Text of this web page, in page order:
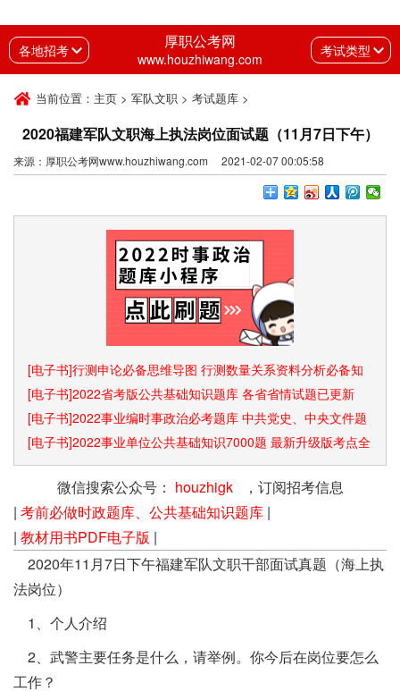
各地招考 厚职公考网
www.houzhiwang.com 考试类型
当前位置： 主页 > 军队文职 > 考试题库 >
2020福建军队文职海上执法岗位面试题（11月7日下午）
来源：厚职公考网www.houzhiwang.com 2021-02-07 00:05:58
[电子书]行测申论必备思维导图 行测数量关系资料分析必备知
识点和速算技巧
[电子书]2022省考版公共基础知识题库 各省省情试题已更新
[电子书]2022事业编时事政治必考题库 中共党史、中央文件题
库已更新
[电子书]2022事业单位公共基础知识7000题 最新升级版考点全
覆盖
微信搜索公众号： houzhigk，订阅招考信息
| 考前必做时政题库、公共基础知识题库 |
| 教材用书PDF电子版 |
2020年11月7日下午福建军队文职干部面试真题（海上执
法岗位）
1、个人介绍
2、武警主要任务是什么，请举例。你今后在岗位要怎么
工作？